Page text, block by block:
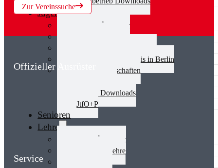
Jugend
Jugend Übersicht
Landestraining und Kader
Schulsport Tischtennis in Berlin
mini-Meisterschaften
Jugend Downloads
JtfO+P
Senioren
Lehre
Lehre Übersicht
Aktuelles Lehre
Zur Vereinssuche
Offizieller Ausrüster
Service